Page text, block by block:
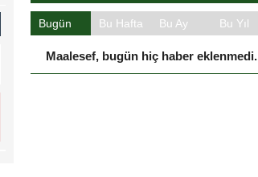
Bugün Bu Hafta Bu Ay Bu Yıl
Maalesef, bugün hiç haber eklenmedi.